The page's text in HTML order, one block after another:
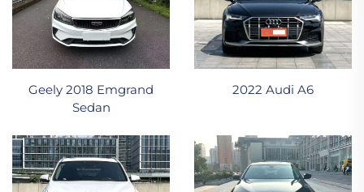
Geely 2018 Emgrand
Sedan
2022 Audi A6